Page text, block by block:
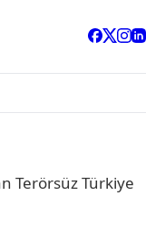
Terörsüz Türkiye